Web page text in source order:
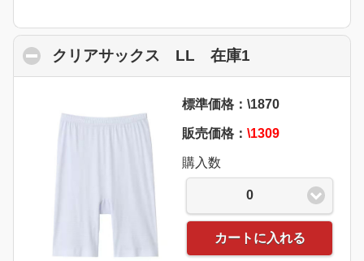
クリアサックス LL 在庫1
標準価格：\1870
販売価格： \1309
購入数
0
カートに入れる